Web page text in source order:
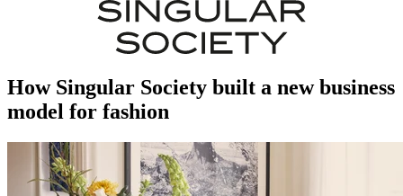
How Singular Society built a new business
model for fashion